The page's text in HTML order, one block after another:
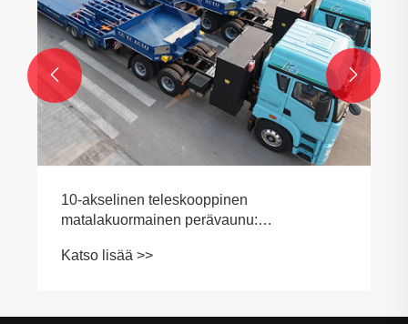
10-akselinen teleskooppinen
matalakuormainen perävaunu:
ostovinkit
Katso lisää >>
 